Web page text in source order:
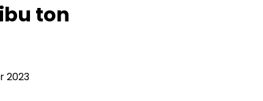
ton
2023